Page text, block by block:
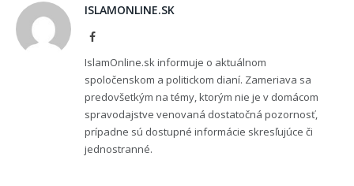
ISLAMONLINE.SK
Facebook
IslamOnline.sk informuje o aktuálnom
spoločenskom a politickom dianí. Zameriava sa
predovšetkým na témy, ktorým nie je v domácom
spravodajstve venovaná dostatočná pozornosť,
prípadne sú dostupné informácie skresľujúce či
jednostranné.